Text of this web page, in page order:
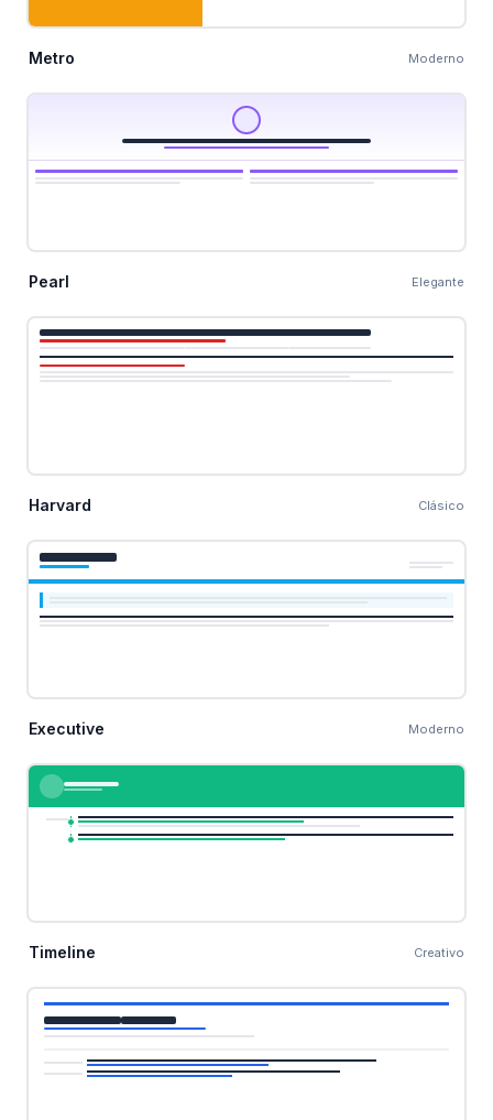
Metro Moderno
Pearl Elegante
Harvard Clásico
Executive Moderno
Timeline Creativo